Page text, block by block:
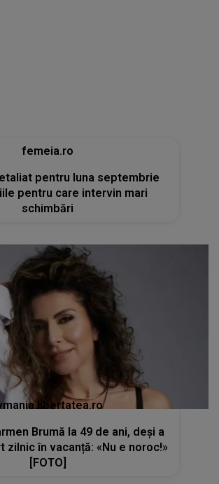
Brumă la 49 de ani, deși a
zilnic în vacanță: «Nu e noroc!»
[FOTO]